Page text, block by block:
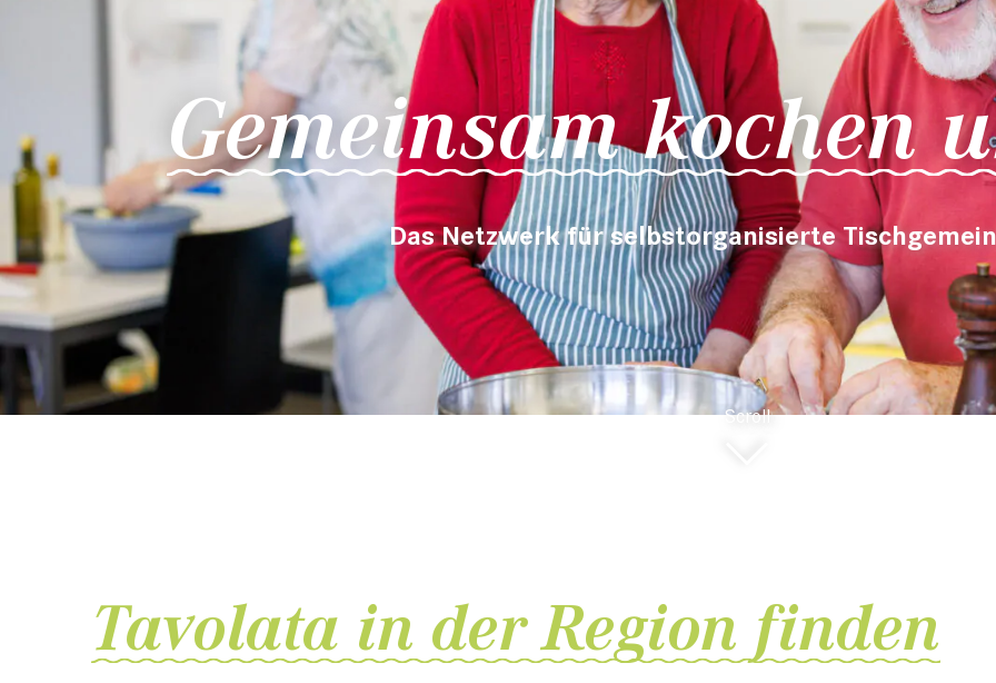
Gemeinsam kochen
Das Netzwerk für selbstorganisierte
Scroll
Tavolata in der Region finden